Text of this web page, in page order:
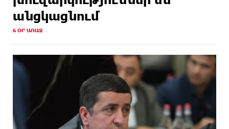
անցկացնում
6 ՕՐ ԱՌԱՋ